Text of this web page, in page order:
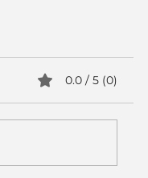
0.0 / 5 (0)